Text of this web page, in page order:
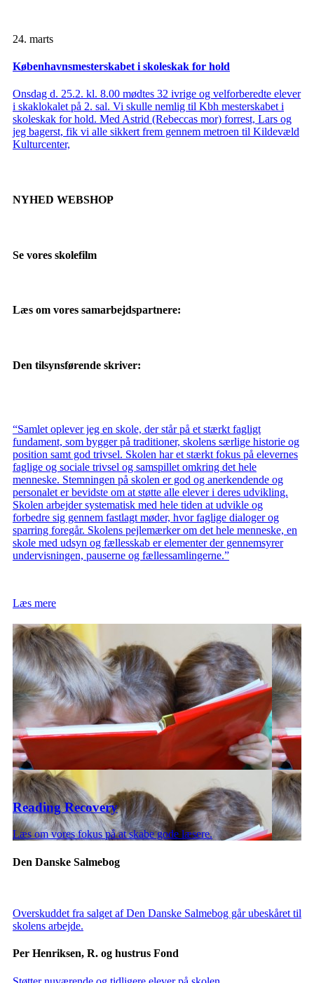
24. marts
Københavnsmesterskabet i skoleskak for hold
Onsdag d. 25.2. kl. 8.00 mødtes 32 ivrige og velforberedte elever
i skaklokalet på 2. sal. Vi skulle nemlig til Kbh mesterskabet i
skoleskak for hold. Med Astrid (Rebeccas mor) forrest, Lars og
jeg bagerst, fik vi alle sikkert frem gennem metroen til Kildevæld
Kulturcenter,
NYHED WEBSHOP
Se vores skolefilm
Læs om vores samarbejdspartnere:
Den tilsynsførende skriver:
“Samlet oplever jeg en skole, der står på et stærkt fagligt
fundament, som bygger på traditioner, skolens særlige historie og
position samt god trivsel. Skolen har et stærkt fokus på elevernes
faglige og sociale trivsel og samspillet omkring det hele
menneske. Stemningen på skolen er god og anerkendende og
personalet er bevidste om at støtte alle elever i deres udvikling.
Skolen arbejder systematisk med hele tiden at udvikle og
forbedre sig gennem fastlagt møder, hvor faglige dialoger og
sparring foregår. Skolens pejlemærker om det hele menneske, en
skole med udsyn og fællesskab er elementer der gennemsyrer
undervisningen, pauserne og fællessamlingerne.”
Læs mere
Reading Recovery
Læs om vores fokus på at skabe gode læsere.
Den Danske Salmebog
Overskuddet fra salget af Den Danske Salmebog går ubeskåret til
skolens arbejde.
Per Henriksen, R. og hustrus Fond